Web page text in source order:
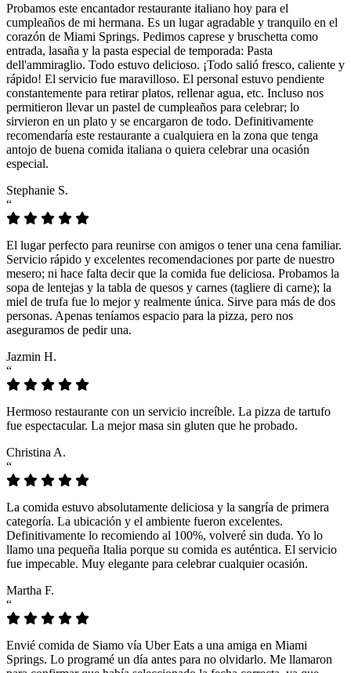
Probamos este encantador restaurante italiano hoy para el
cumpleaños de mi hermana. Es un lugar agradable y tranquilo en el
corazón de Miami Springs. Pedimos caprese y bruschetta como
entrada, lasaña y la pasta especial de temporada: Pasta
dell'ammiraglio. Todo estuvo delicioso. ¡Todo salió fresco, caliente y
rápido! El servicio fue maravilloso. El personal estuvo pendiente
constantemente para retirar platos, rellenar agua, etc. Incluso nos
permitieron llevar un pastel de cumpleaños para celebrar; lo
sirvieron en un plato y se encargaron de todo. Definitivamente
recomendaría este restaurante a cualquiera en la zona que tenga
antojo de buena comida italiana o quiera celebrar una ocasión
especial.
Stephanie S.
“
El lugar perfecto para reunirse con amigos o tener una cena familiar.
Servicio rápido y excelentes recomendaciones por parte de nuestro
mesero; ni hace falta decir que la comida fue deliciosa. Probamos la
sopa de lentejas y la tabla de quesos y carnes (tagliere di carne); la
miel de trufa fue lo mejor y realmente única. Sirve para más de dos
personas. Apenas teníamos espacio para la pizza, pero nos
aseguramos de pedir una.
Jazmin H.
“
Hermoso restaurante con un servicio increíble. La pizza de tartufo
fue espectacular. La mejor masa sin gluten que he probado.
Christina A.
“
La comida estuvo absolutamente deliciosa y la sangría de primera
categoría. La ubicación y el ambiente fueron excelentes.
Definitivamente lo recomiendo al 100%, volveré sin duda. Yo lo
llamo una pequeña Italia porque su comida es auténtica. El servicio
fue impecable. Muy elegante para celebrar cualquier ocasión.
Martha F.
“
Envié comida de Siamo vía Uber Eats a una amiga en Miami
Springs. Lo programé un día antes para no olvidarlo. Me llamaron